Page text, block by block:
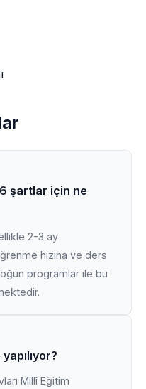
şartlar için ne
2-3 ay
hızına ve ders
programlar ile bu
Millî Eğitim